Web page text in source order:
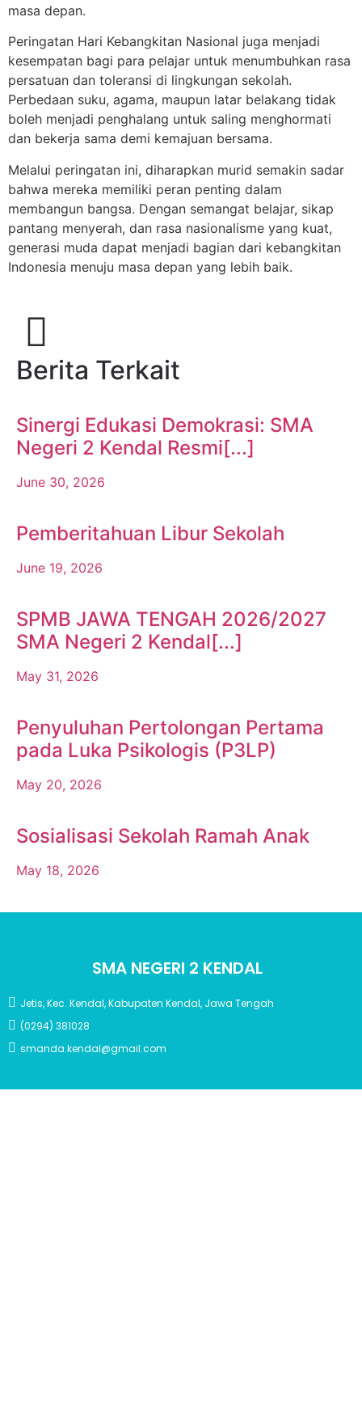
masa depan.
Peringatan Hari Kebangkitan Nasional juga menjadi
kesempatan bagi para pelajar untuk menumbuhkan rasa
persatuan dan toleransi di lingkungan sekolah.
Perbedaan suku, agama, maupun latar belakang tidak
boleh menjadi penghalang untuk saling menghormati
dan bekerja sama demi kemajuan bersama.
Melalui peringatan ini, diharapkan murid semakin sadar
bahwa mereka memiliki peran penting dalam
membangun bangsa. Dengan semangat belajar, sikap
pantang menyerah, dan rasa nasionalisme yang kuat,
generasi muda dapat menjadi bagian dari kebangkitan
Indonesia menuju masa depan yang lebih baik.
Berita Terkait
Sinergi Edukasi Demokrasi: SMA
Negeri 2 Kendal Resmi[...]
June 30, 2026
Pemberitahuan Libur Sekolah
June 19, 2026
SPMB JAWA TENGAH 2026/2027
SMA Negeri 2 Kendal[...]
May 31, 2026
Penyuluhan Pertolongan Pertama
pada Luka Psikologis (P3LP)
May 20, 2026
Sosialisasi Sekolah Ramah Anak
May 18, 2026
SMA NEGERI 2 KENDAL
Jetis, Kec. Kendal, Kabupaten Kendal, Jawa Tengah
(0294) 381028
smanda.kendal@gmail.com